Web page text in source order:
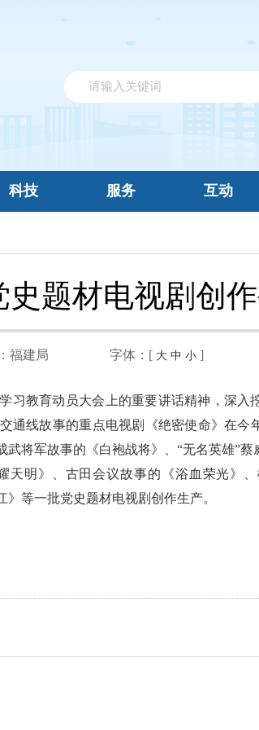
科技 服务 互动
题材电视剧创
福建局 字体：[ 大 中 小 ]
习教育动员大会上的重要讲话精神，深入
通线故事的重点电视剧《绝密使命》在今
将军故事的《白袍战将》、“无名英雄”
明》、古田会议故事的《浴血荣光》
等一批党史题材电视剧创作生产。